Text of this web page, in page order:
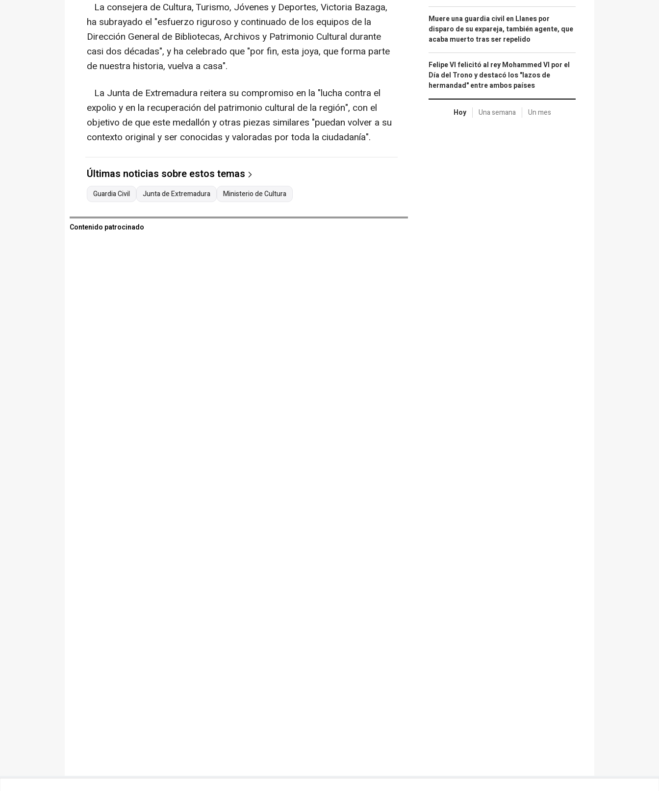
La consejera de Cultura, Turismo, Jóvenes y Deportes, Victoria Bazaga,
ha subrayado el "esfuerzo riguroso y continuado de los equipos de la
Dirección General de Bibliotecas, Archivos y Patrimonio Cultural durante
casi dos décadas", y ha celebrado que "por fin, esta joya, que forma parte
de nuestra historia, vuelva a casa".
La Junta de Extremadura reitera su compromiso en la "lucha contra el
expolio y en la recuperación del patrimonio cultural de la región", con el
objetivo de que este medallón y otras piezas similares "puedan volver a su
contexto original y ser conocidas y valoradas por toda la ciudadanía".
Últimas noticias sobre estos temas
Guardia Civil Junta de Extremadura Ministerio de Cultura
Contenido patrocinado
Muere una guardia civil en Llanes por
disparo de su expareja, también agente, que
acaba muerto tras ser repelido
Felipe VI felicitó al rey Mohammed VI por el
Día del Trono y destacó los "lazos de
hermandad" entre ambos países
Hoy Una semana Un mes